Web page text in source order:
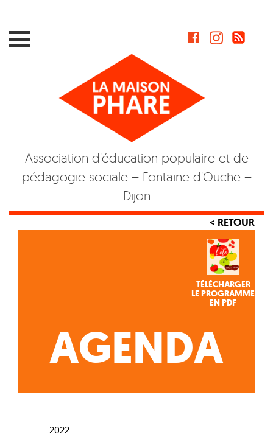
Association d'éducation populaire et de
pédagogie sociale – Fontaine d'Ouche –
Dijon
< RETOUR
TÉLÉCHARGER
LE PROGRAMME
EN PDF
AGENDA
2022